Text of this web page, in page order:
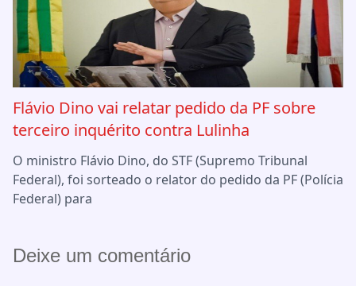
Flávio Dino vai relatar pedido da PF sobre
terceiro inquérito contra Lulinha
O ministro Flávio Dino, do STF (Supremo Tribunal
Federal), foi sorteado o relator do pedido da PF (Polícia
Federal) para
Deixe um comentário